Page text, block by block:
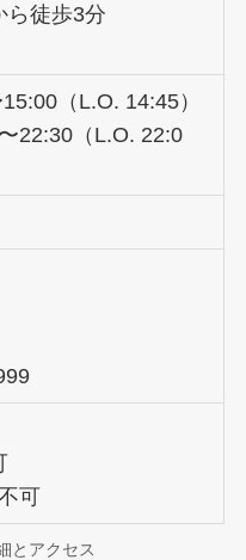
ら徒歩3分
（L.O. 14:45）
22:30（L.O. 22:0
可
とアクセス